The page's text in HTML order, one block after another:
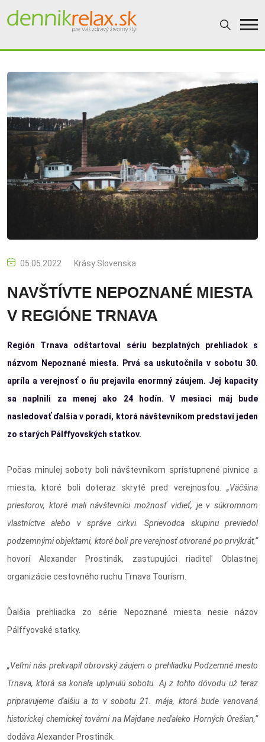
05.05.2022 Krásy Slovenska
NAVŠTÍVTE NEPOZNANÉ MIESTA
V REGIÓNE TRNAVA
Región Trnava odštartoval sériu bezplatných prehliadok s
názvom Nepoznané miesta. Prvá sa uskutočnila v sobotu 30.
apríla a verejnosť o ňu prejavila enormný záujem. Jej kapacity
sa naplnili za menej ako 24 hodín. V mesiaci máj bude
nasledovať ďalšia v poradí, ktorá návštevníkom predstaví jeden
zo starých Pálffyovských statkov.
Počas minulej soboty boli návštevníkom sprístupnené pivnice a
miesta, ktoré boli doteraz skryté pred verejnosťou. „Väčšina
priestorov, ktoré mali návštevníci možnosť vidieť, je v súkromnom
vlastníctve alebo v správe cirkvi. Sprievodca skupinu previedol
podzemnými objektami, ktoré boli pre verejnosť otvorené po prvýkrát,“
hovorí Alexander Prostinák, zastupujúci riaditeľ Oblastnej
organizácie cestovného ruchu Trnava Tourism.
Ďalšia prehliadka zo série Nepoznané miesta nesie názov
Pálffyovské statky.
„Veľmi nás prekvapil obrovský záujem o prehliadku Podzemné mesto
Trnava, ktorá sa konala uplynulú sobotu. Aj z tohto dôvodu už teraz
pripravujeme ďalšiu a to v sobotu 21. mája, ktorá bude venovaná
historickej chemickej továrni na Majdane neďaleko Horných Orešian,“
dodáva Alexander Prostinák.